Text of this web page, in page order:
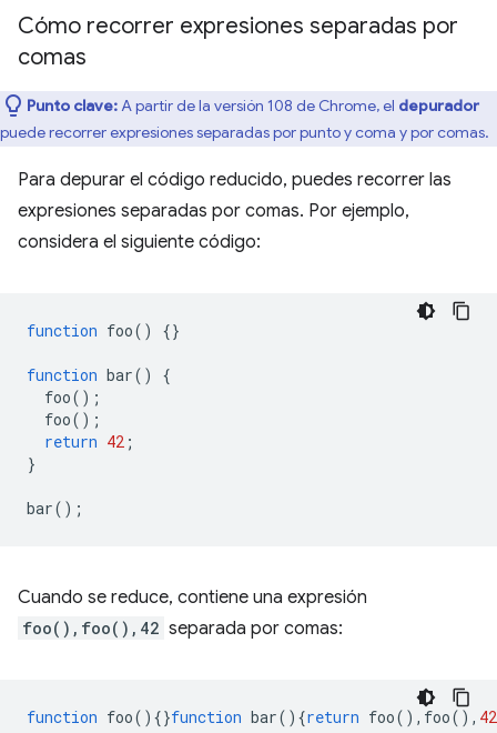
Cómo recorrer expresiones separadas por
comas
Punto clave:A partir de la versión 108 de Chrome, el depurador
puede recorrer expresiones separadas por punto y coma y por comas.
Para depurar el código reducido, puedes recorrer las
expresiones separadas por comas. Por ejemplo,
considera el siguiente código:
function foo() {}
function bar()
{
foo();
foo();
return 42 ;
}
bar();
Cuando se reduce, contiene una expresión
foo(),foo(),42 separada por comas:
function foo(){}function bar(){return foo(), foo(), 42